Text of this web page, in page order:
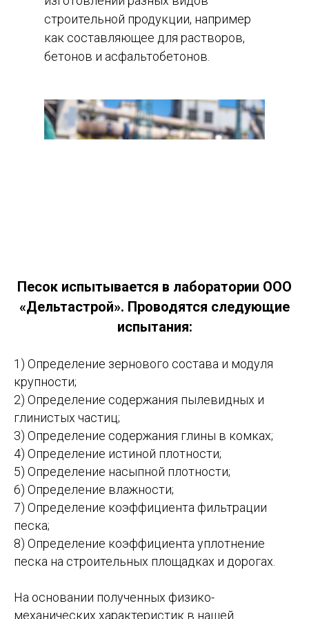
строительной продукции, например
как составляющее для растворов,
бетонов и асфальтобетонов.
Песок испытывается в лаборатории ООО
«Дельтастрой». Проводятся следующие
испытания:
1) Определение зернового состава и модуля
крупности;
2) Определение содержания пылевидных и
глинистых частиц;
3) Определение содержания глины в комках;
4) Определение истиной плотности;
5) Определение насыпной плотности;
6) Определение влажности;
7) Определение коэффициента фильтрации
песка;
8) Определение коэффициента уплотнение
песка на строительных площадках и дорогах.
На основании полученных физико-
механических характеристик в нашей